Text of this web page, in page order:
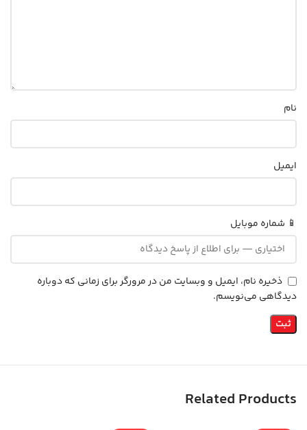
نام
ایمیل
📱 شماره موبایل
ذخیره نام، ایمیل و وبسایت من در مرورگر برای زمانی که دوباره
دیدگاهی می‌نویسم.
Related Products